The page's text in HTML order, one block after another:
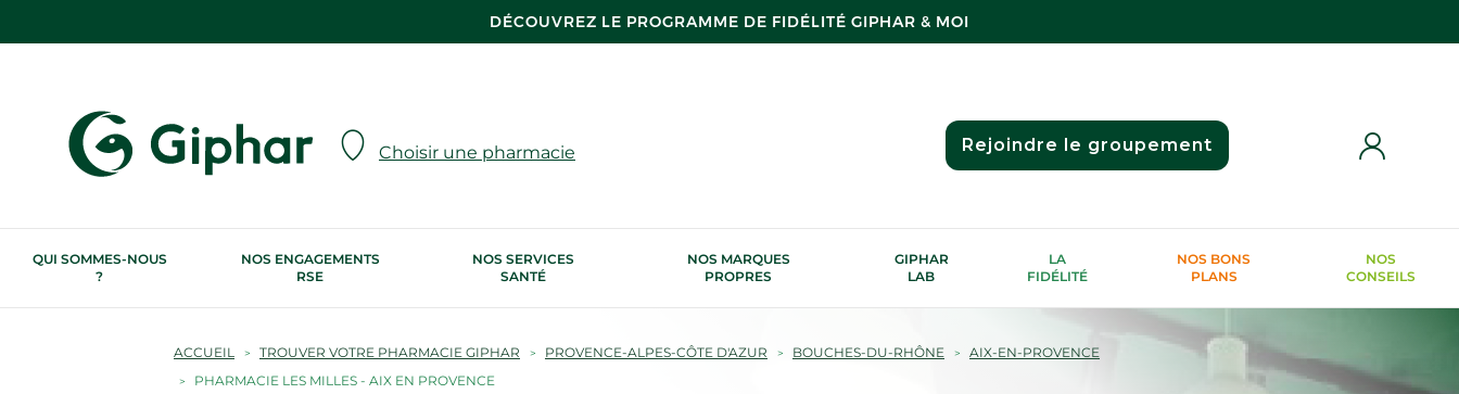
DÉCOUVREZ LE PROGRAMME DE FIDÉLITÉ GIPHAR & MOI
Choisir une pharmacie Rejoindre le groupement
QUI SOMMES-NOUS
?
NOS ENGAGEMENTS
RSE
NOS SERVICES
SANTÉ
NOS MARQUES
PROPRES
GIPHAR
LAB
LA
FIDÉLITÉ
NOS BONS
PLANS
NOS
CONSEILS
ACCUEIL TROUVER VOTRE PHARMACIE GIPHAR PROVENCE-ALPES-CÔTE D'AZUR BOUCHES-DU-RHÔNE
AIX-EN-PROVENCE
PHARMACIE LES MILLES - AIX EN PROVENCE